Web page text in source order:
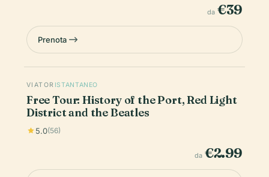
da €39
Prenota
VIATOR ISTANTANEO
Free Tour: History of the Port, Red Light
District and the Beatles
5.0(56)
da €2.99